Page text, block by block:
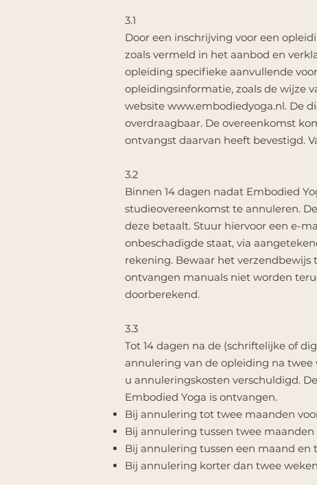
3.1
Door een inschrijving voor een
zoals vermeld in het aanbod en
opleiding specifieke aanvullende
opleidingsinformatie, zoals de wijze
website www.embodiedyoga.nl. De
overdraagbaar. De overeenkomst
ontvangst daarvan heeft bevestigd.
3.2
Binnen 14 dagen nadat Embodied
studieovereenkomst te annuleren.
deze betaalt. Stuur hiervoor een e-
onbeschadigde staat, via
rekening. Bewaar het
ontvangen manuals niet worden
doorberekend.
3.3
Tot 14 dagen na de (schriftelijke of
annulering van de opleiding na
u annuleringskosten verschuldigd.
Embodied Yoga is ontvangen.
Bij annulering tot twee maanden
Bij annulering tussen twee
Bij annulering tussen een maand en
Bij annulering korter dan twee